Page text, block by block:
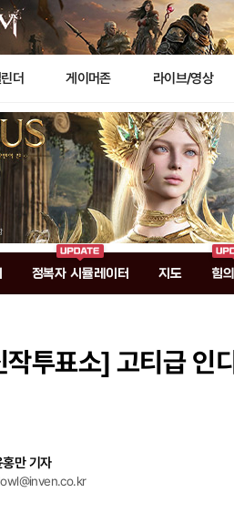
더 게이머존 라이브/영상
정복자 시뮬레이터 지도 힘
작투표소] 고티급 인
홍만 기자